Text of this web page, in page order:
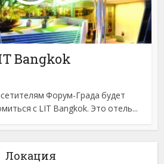
Bangkok
Форум-Града будет
с LIT Bangkok. Это отель...
Локация